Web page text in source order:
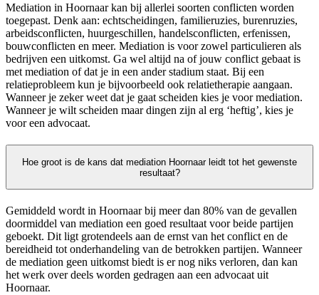
Mediation in Hoornaar kan bij allerlei soorten conflicten worden
toegepast. Denk aan: echtscheidingen, familieruzies, burenruzies,
arbeidsconflicten, huurgeschillen, handelsconflicten, erfenissen,
bouwconflicten en meer. Mediation is voor zowel particulieren als
bedrijven een uitkomst. Ga wel altijd na of jouw conflict gebaat is
met mediation of dat je in een ander stadium staat. Bij een
relatieprobleem kun je bijvoorbeeld ook relatietherapie aangaan.
Wanneer je zeker weet dat je gaat scheiden kies je voor mediation.
Wanneer je wilt scheiden maar dingen zijn al erg ‘heftig’, kies je
voor een advocaat.
Hoe groot is de kans dat mediation Hoornaar leidt tot het gewenste
resultaat?
Gemiddeld wordt in Hoornaar bij meer dan 80% van de gevallen
doormiddel van mediation een goed resultaat voor beide partijen
geboekt. Dit ligt grotendeels aan de ernst van het conflict en de
bereidheid tot onderhandeling van de betrokken partijen. Wanneer
de mediation geen uitkomst biedt is er nog niks verloren, dan kan
het werk over deels worden gedragen aan een advocaat uit
Hoornaar.